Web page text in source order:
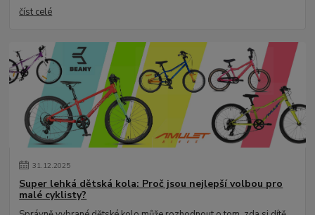
číst celé
31.12.2025
Super lehká dětská kola: Proč jsou nejlepší volbou pro
malé cyklisty?